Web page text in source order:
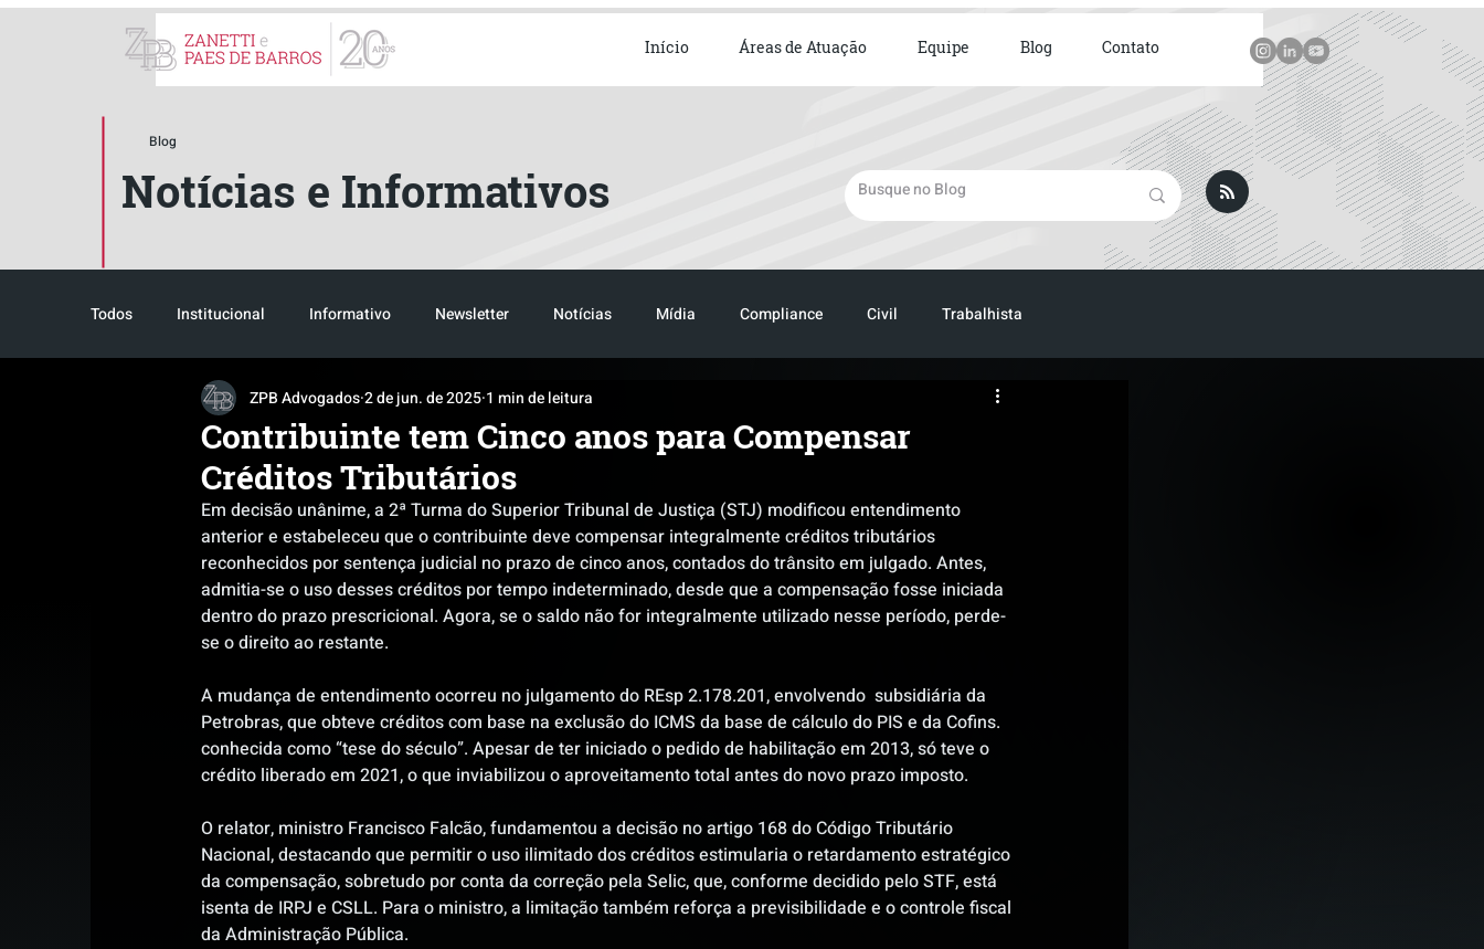
Início Áreas de Atuação Equipe Blog Contato
Blog
Notícias e Informativos
Todos Institucional Informativo Newsletter Notícias Mídia Compliance Civil Trabalhista
Reconhecimento Tributário Pós-evento TRANSPORTE LOGISTICA
Contribuinte tem Cinco anos para Compensar
Créditos Tributários
ZPB Advogados2 de jun. de 2025 1 min de leitura
Em decisão unânime, a 2ª Turma do Superior Tribunal de Justiça (STJ) modificou entendimento
anterior e estabeleceu que o contribuinte deve compensar integralmente créditos tributários
reconhecidos por sentença judicial no prazo de cinco anos, contados do trânsito em julgado. Antes,
admitia-se o uso desses créditos por tempo indeterminado, desde que a compensação fosse iniciada
dentro do prazo prescricional. Agora, se o saldo não for integralmente utilizado nesse período, perde-
se o direito ao restante.
A mudança de entendimento ocorreu no julgamento do REsp 2.178.201, envolvendo  subsidiária da
Petrobras, que obteve créditos com base na exclusão do ICMS da base de cálculo do PIS e da Cofins.
conhecida como “tese do século”. Apesar de ter iniciado o pedido de habilitação em 2013, só teve o
crédito liberado em 2021, o que inviabilizou o aproveitamento total antes do novo prazo imposto.
O relator, ministro Francisco Falcão, fundamentou a decisão no artigo 168 do Código Tributário
Nacional, destacando que permitir o uso ilimitado dos créditos estimularia o retardamento estratégico
da compensação, sobretudo por conta da correção pela Selic, que, conforme decidido pelo STF, está
isenta de IRPJ e CSLL. Para o ministro, a limitação também reforça a previsibilidade e o controle fiscal
da Administração Pública.